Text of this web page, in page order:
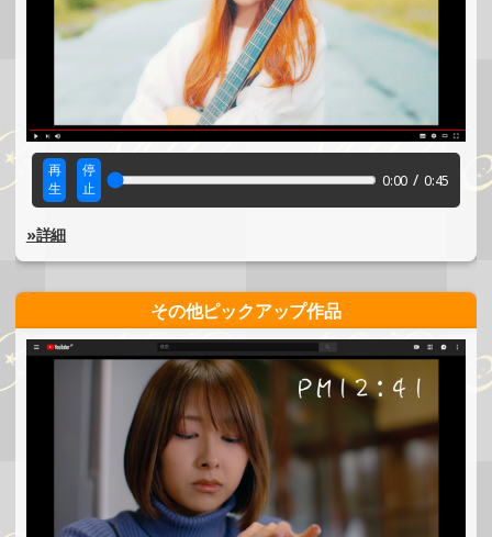
再
生
停
止
0:00 / 0:45
»詳細
その他ピックアップ作品